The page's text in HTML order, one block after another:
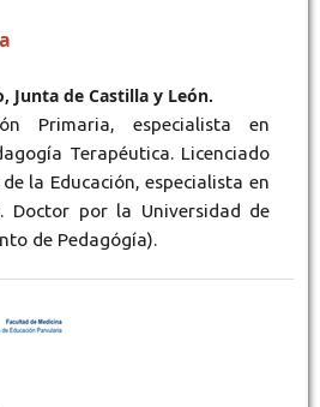
Junta de Castilla y León.
Primaria, especialista en
Terapéutica. Licenciado
la Educación, especialista en
Doctor por la Universidad de
de Pedagógía).